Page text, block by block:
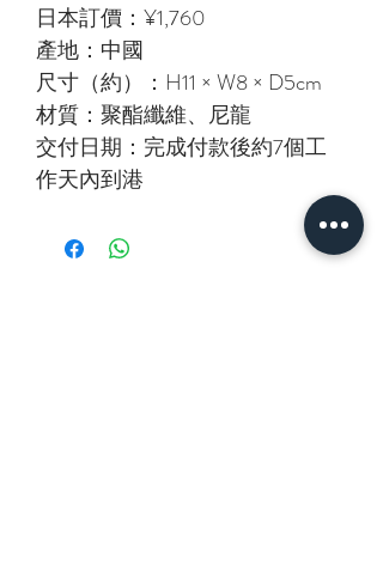
日本訂價：¥1,760
產地：中國
尺寸（約）：H11 × W8 × D5cm
材質：聚酯纖維、尼龍
交付日期：完成付款後約7個工
作天內到港